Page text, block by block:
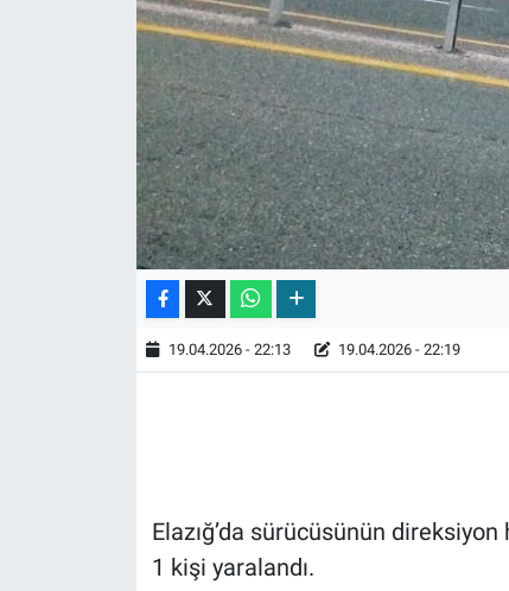
19.04.2026 - 22:13 19.04.2026 - 22:19
Elazığ’da sürücüsünün
1 kişi yaralandı.